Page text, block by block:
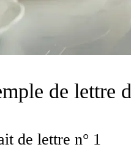
de lettre
de lettre n° 1